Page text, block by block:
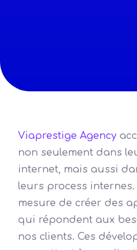
Viaprestige Agency
non seulement dans
internet, mais aussi
leurs process
mesure de créer des
qui répondent aux
nos clients. Ces